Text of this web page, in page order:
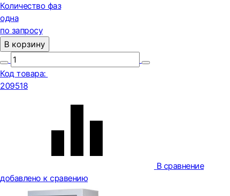
Количество фаз
одна
по запросу
В корзину
Код товара:
209518
В сравнение
добавлено к сравению